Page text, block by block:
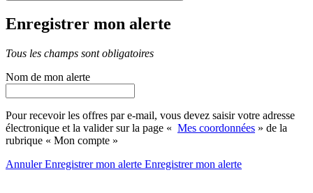
Enregistrer mon alerte
Tous les champs sont obligatoires
Nom de mon alerte
Pour recevoir les offres par e-mail, vous devez saisir votre adresse
électronique et la valider sur la page « Mes coordonnées » de la
rubrique « Mon compte »
AnnulerEnregistrer mon alerte Enregistrermon alerte